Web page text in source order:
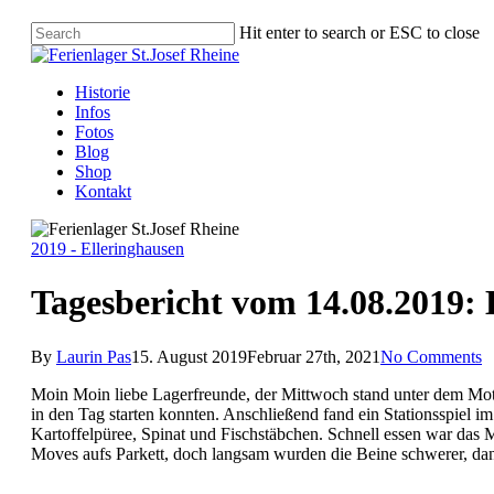
Hit enter to search or ESC to close
Historie
Infos
Fotos
Blog
Shop
Kontakt
2019 - Elleringhausen
Tagesbericht vom
By Laurin Pas15. August 2019Februar 27th, 2021No Comments
Moin Moin liebe Lagerfreunde, der Mittwoch stand unter dem
in den Tag starten konnten. Anschließend fand ein Stationsspiel
Kartoffelpüree, Spinat und Fischstäbchen. Schnell essen war
Moves aufs Parkett, doch langsam wurden die Beine schwerer,